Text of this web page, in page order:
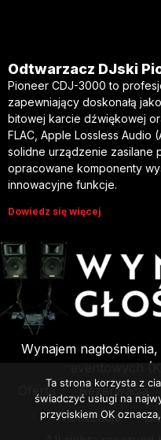
Odtwarzacz DJski
Pioneer CDJ-3000 to
zapewniający doskonałą
bitowej karcie dźwiękowej
FLAC, Apple Lossless Audio
solidne urządzenie zasilane
opracowane komponenty
innowacyjne funkcje.
Dowiedz się więcej
Wynajem
eventowych
Oferta
Rezerwacja
Realizacje
Ta strona korzysta z
świadczyć usługi na
przyciskiem OK